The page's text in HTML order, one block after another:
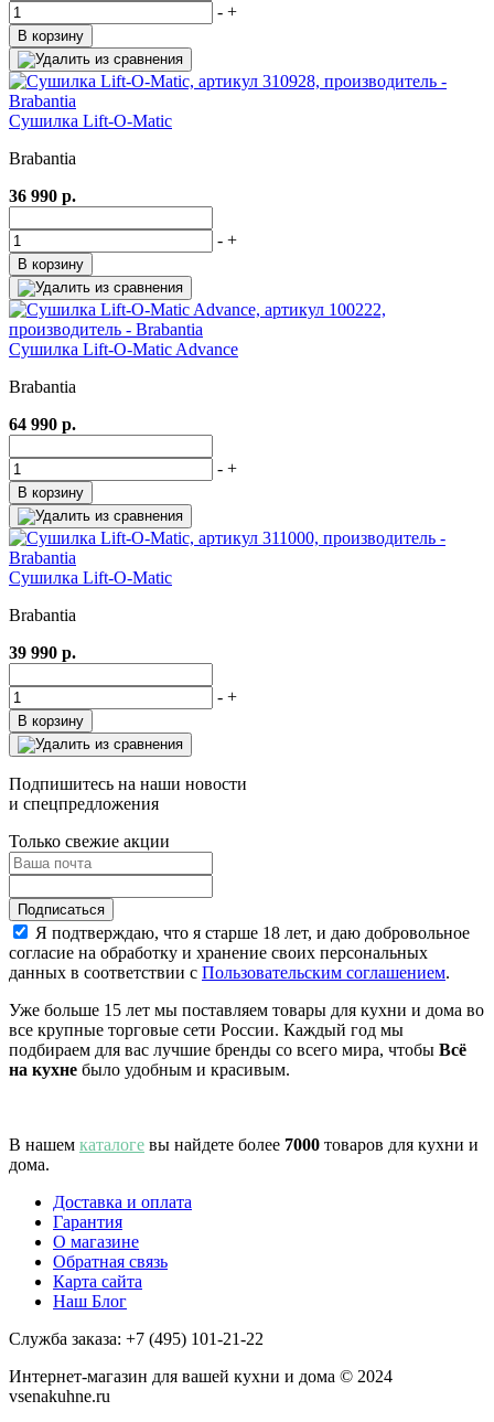
- +
В корзину
Сушилка Lift-O-Matic
Brabantia
36 990 р.
- +
В корзину
Сушилка Lift-O-Matic Advance
Brabantia
64 990 р.
- +
В корзину
Сушилка Lift-O-Matic
Brabantia
39 990 р.
- +
В корзину
Подпишитесь на наши новости
и спецпредложения
Только свежие акции
Я подтверждаю, что я старше 18 лет, и даю добровольное
согласие на обработку и хранение своих персональных
данных в соответствии с Пользовательским соглашением.
Уже больше 15 лет мы поставляем товары для кухни и дома во
все крупные торговые сети России. Каждый год мы
подбираем для вас лучшие бренды со всего мира, чтобы Всё
на кухне было удобным и красивым.
В нашем каталоге вы найдете более 7000 товаров для кухни и
дома.
Доставка и оплата
Гарантия
О магазине
Обратная связь
Карта сайта
Наш Блог
Служба заказа: +7 (495) 101-21-22
Интернет-магазин для вашей кухни и дома © 2024
vsenakuhne.ru